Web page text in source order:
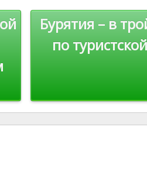
n
k
Бурятия – в
по